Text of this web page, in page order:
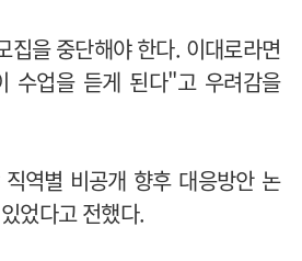
을 중단해야 한다. 이대로라면
수업을 듣게 된다"고 우려감을
역별 비공개 향후 대응방안 논
었다고 전했다.